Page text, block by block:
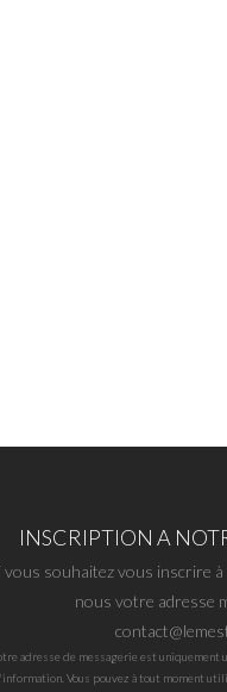
INSCRIPTION A
vous souhaitez vous inscrire
nous votre adresse
adresse de messagerie est
Vous pouvez à tout moment